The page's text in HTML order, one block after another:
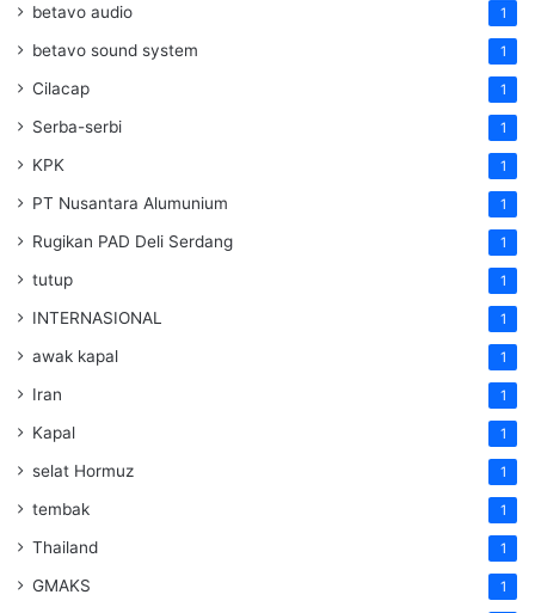
betavo audio 1
betavo sound system 1
Cilacap 1
Serba-serbi 1
KPK 1
PT Nusantara Alumunium 1
Rugikan PAD Deli Serdang 1
tutup 1
INTERNASIONAL 1
awak kapal 1
Iran 1
Kapal 1
selat Hormuz 1
tembak 1
Thailand 1
GMAKS 1